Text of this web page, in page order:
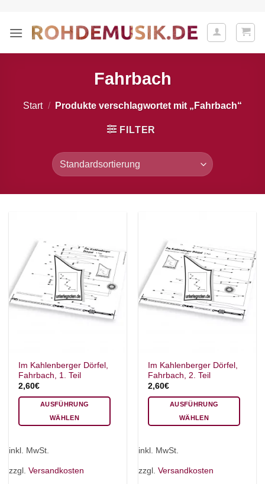
springen
Fahrbach
Start / Produkte verschlagwortet mit „Fahrbach“
FILTER
Im Kahlenberger Dörfel,
Fahrbach, 1. Teil
2,60€
AUSFÜHRUNG
WÄHLEN
mehrere
inkl. MwSt.
zzgl. Versandkosten
Im Kahlenberger Dörfel,
Fahrbach, 2. Teil
2,60€
AUSFÜHRUNG
WÄHLEN
mehrere
inkl. MwSt.
zzgl. Versandkosten